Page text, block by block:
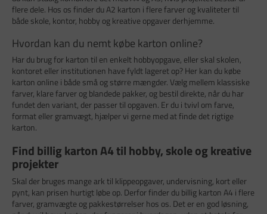
flere dele. Hos os finder du A2 karton i flere farver og kvaliteter til
både skole, kontor, hobby og kreative opgaver derhjemme.
Hvordan kan du nemt købe karton online?
Har du brug for karton til en enkelt hobbyopgave, eller skal skolen,
kontoret eller institutionen have fyldt lageret op? Her kan du købe
karton online i både små og større mængder. Vælg mellem klassiske
farver, klare farver og blandede pakker, og bestil direkte, når du har
fundet den variant, der passer til opgaven. Er du i tvivl om farve,
format eller gramvægt, hjælper vi gerne med at finde det rigtige
karton.
Find billig karton A4 til hobby, skole og kreative
projekter
Skal der bruges mange ark til klippeopgaver, undervisning, kort eller
pynt, kan prisen hurtigt løbe op. Derfor finder du billig karton A4 i flere
farver, gramvægte og pakkestørrelser hos os. Det er en god løsning,